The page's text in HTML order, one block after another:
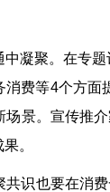
凝聚。在专
费等4个方
景。宣传推
。
共识也要在消